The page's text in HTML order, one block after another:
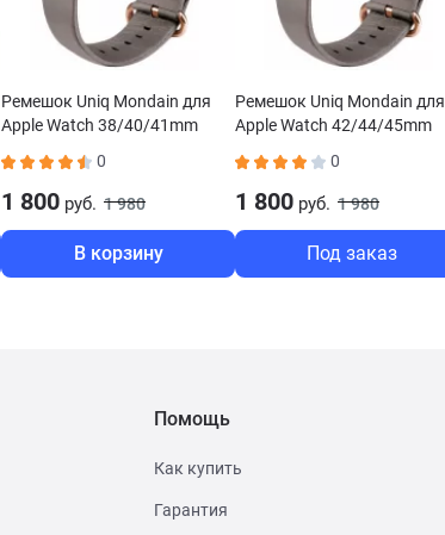
Ремешок Uniq Mondain для
Apple Watch 38/40/41mm
0
1 800 руб. 1 980
В корзину
Ремешок Uniq Mondain для
Apple Watch 42/44/45mm
0
1 800 руб. 1 980
Под заказ
Помощь
Как купить
Гарантия